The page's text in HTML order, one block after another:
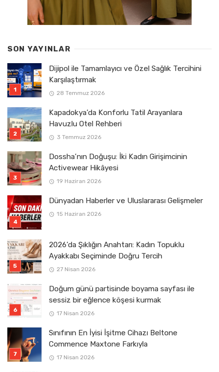
SON YAYINLAR
Dijipol ile Tamamlayıcı ve Özel Sağlık Tercihini
Karşılaştırmak
28 Temmuz 2026
Kapadokya’da Konforlu Tatil Arayanlara
Havuzlu Otel Rehberi
3 Temmuz 2026
Dossha’nın Doğuşu: İki Kadın Girişimcinin
Activewear Hikâyesi
19 Haziran 2026
Dünyadan Haberler ve Uluslararası Gelişmeler
15 Haziran 2026
2026’da Şıklığın Anahtarı: Kadın Topuklu
Ayakkabı Seçiminde Doğru Tercih
27 Nisan 2026
Doğum günü partisinde boyama sayfası ile
sessiz bir eğlence köşesi kurmak
17 Nisan 2026
Sınıfının En İyisi İşitme Cihazı Beltone
Commence Maxtone Farkıyla
17 Nisan 2026